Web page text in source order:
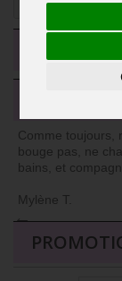
Crystal Line avec
Comme toujours,
bouge pas, ne
bains, et
Mylène T.
←